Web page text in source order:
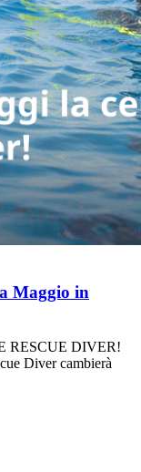
Maggio in
RESCUE DIVER!
Diver cambierà